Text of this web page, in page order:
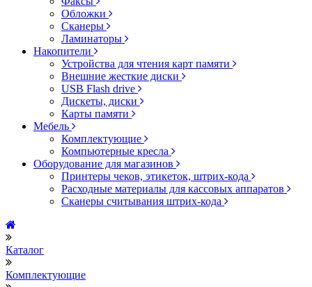
Обложки
Сканеры
Ламинаторы
Накопители
Устройства для чтения карт памяти
Внешние жесткие диски
USB Flash drive
Дискеты, диски
Карты памяти
Мебель
Комплектующие
Компьютерные кресла
Оборудование для магазинов
Принтеры чеков, этикеток, штрих-кода
Расходные материалы для кассовых аппаратов
Сканеры считывания штрих-кода
Каталог
Комплектующие